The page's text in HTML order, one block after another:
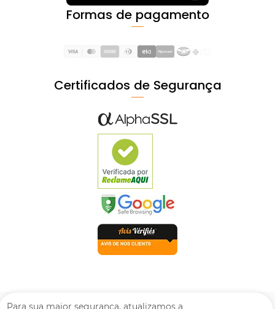
Para sua maior segurança, atualizamos a
Formas de pagamento
Certificados de Segurança
© Mpozenato Todos os direitos reservados. Proibida reprodução